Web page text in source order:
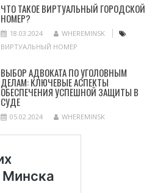
ЧТО ТАКОЕ ВИРТУАЛЬНЫЙ ГОРОДСКОЙ
НОМЕР?
18.03.2024
WHEREMINSK
ВИРТУАЛЬНЫЙ НОМЕР
ВЫБОР АДВОКАТА ПО УГОЛОВНЫМ
ДЕЛАМ: КЛЮЧЕВЫЕ АСПЕКТЫ
ОБЕСПЕЧЕНИЯ УСПЕШНОЙ ЗАЩИТЫ В
СУДЕ
05.02.2024 WHEREMINSK